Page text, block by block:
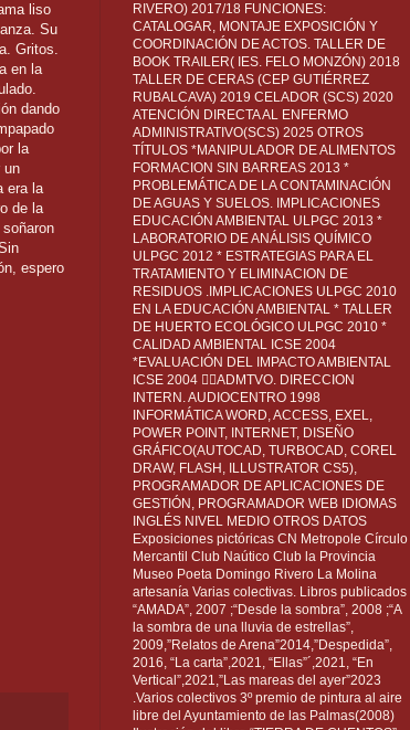
liso
Su
Gritos.
en la
dando
la
un
era la
de la
espero
RIVERO) 2017/18 FUNCIONES:
CATALOGAR, MONTAJE EXPOSICIÓN Y
COORDINACIÓN DE ACTOS. TALLER DE
BOOK TRAILER( IES. FELO MONZÓN) 2018
TALLER DE CERAS (CEP GUTIÉRREZ
RUBALCAVA) 2019 CELADOR (SCS) 2020
ATENCIÓN DIRECTA AL ENFERMO
ADMINISTRATIVO(SCS) 2025 OTROS
TÍTULOS *MANIPULADOR DE ALIMENTOS
FORMACION SIN BARREAS 2013 *
PROBLEMÁTICA DE LA CONTAMINACIÓN
DE AGUAS Y SUELOS. IMPLICACIONES
EDUCACIÓN AMBIENTAL ULPGC 2013 *
LABORATORIO DE ANÁLISIS QUÍMICO
ULPGC 2012 * ESTRATEGIAS PARA EL
TRATAMIENTO Y ELIMINACION DE
RESIDUOS .IMPLICACIONES ULPGC 2010
EN LA EDUCACIÓN AMBIENTAL * TALLER
DE HUERTO ECOLÓGICO ULPGC 2010 *
CALIDAD AMBIENTAL ICSE 2004
*EVALUACIÓN DEL IMPACTO AMBIENTAL
ICSE 2004 ADMTVO. DIRECCION
INTERN. AUDIOCENTRO 1998
INFORMÁTICA WORD, ACCESS, EXEL,
POWER POINT, INTERNET, DISEÑO
GRÁFICO(AUTOCAD, TURBOCAD, COREL
DRAW, FLASH, ILLUSTRATOR CS5),
PROGRAMADOR DE APLICACIONES DE
GESTIÓN, PROGRAMADOR WEB IDIOMAS
INGLÉS NIVEL MEDIO OTROS DATOS
Exposiciones pictóricas CN Metropole Círculo
Mercantil Club Naútico Club la Provincia
Museo Poeta Domingo Rivero La Molina
artesanía Varias colectivas. Libros publicados
“AMADA”, 2007 ;“Desde la sombra”, 2008 ;“A
la sombra de una lluvia de estrellas”,
2009,”Relatos de Arena”2014,”Despedida”,
2016, “La carta”,2021, “Ellas”´,2021, “En
Vertical”,2021,”Las mareas del ayer”2023
.Varios colectivos 3º premio de pintura al aire
libre del Ayuntamiento de las Palmas(2008)